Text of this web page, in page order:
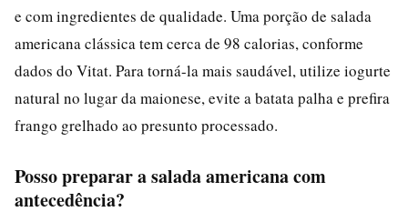
e com ingredientes de qualidade. Uma porção de salada
americana clássica tem cerca de 98 calorias, conforme
dados do Vitat. Para torná-la mais saudável, utilize iogurte
natural no lugar da maionese, evite a batata palha e prefira
frango grelhado ao presunto processado.
Posso preparar a salada americana com
antecedência?